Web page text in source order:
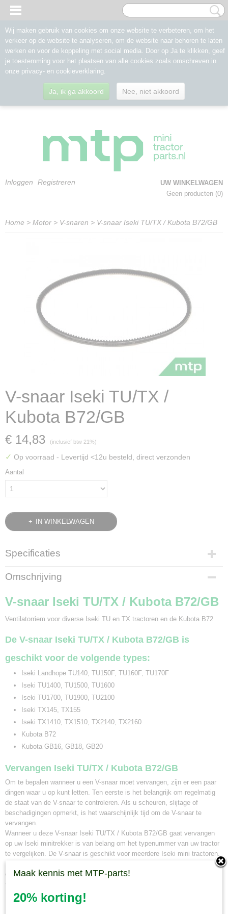
Inloggen Registreren
UW WINKELWAGEN
Geen producten (0)
Home > Motor > V-snaren > V-snaar Iseki TU/TX / Kubota B72/GB
V-snaar Iseki TU/TX /
Kubota B72/GB
€ 14,83 (inclusief btw 21%)
✓ Op voorraad - Levertijd <12u besteld, direct verzonden
Aantal
IN WINKELWAGEN
Specificaties
Bruto gewicht
0,19 Kg
Omschrijving
V-snaar Iseki TU/TX / Kubota B72/GB
Ventilatorriem voor diverse Iseki TU en TX tractoren en de Kubota B72
De V-snaar Iseki TU/TX / Kubota B72/GB is
geschikt voor de volgende types:
Iseki Landhope TU140, TU150F, TU160F, TU170F
Iseki TU1400, TU1500, TU1600
Iseki TU1700, TU1900, TU2100
Iseki TX145, TX155
Iseki TX1410, TX1510, TX2140, TX2160
Kubota B72
Kubota GB16, GB18, GB20
Vervangen Iseki TU/TX / Kubota B72/GB
Om te bepalen wanneer u een V-snaar moet vervangen, zijn er een paar
dingen waar u op kunt letten. Ten eerste is het belangrijk om regelmatig
de staat van de V-snaar te controleren. Als u scheuren, slijtage of
beschadigingen opmerkt, is het waarschijnlijk tijd om de V-snaar te
vervangen.
Wanneer u deze V-snaar Iseki TU/TX / Kubota B72/GB gaat vervangen
op uw Iseki minitrekker is van belang om het typenummer van uw tractor
te vergelijken. De V-snaar is geschikt voor meerdere Iseki mini tractoren.
Bij Minitractorparts kunnen wij u ook adviseren welke V-snaar het beste
geschikt is voor uw minitrekker. Neem hiervoor contact op met onze mini
tractor specialisten.
Minitractorparts.nl, uw leverancier voor
Wij maken gebruik van cookies om onze website te verbeteren, om het
verkeer op de website te analyseren, om de website naar behoren te laten
werken en voor de koppeling met social media. Door op Ja te klikken, geef
je toestemming voor het plaatsen van alle cookies zoals omschreven in
onze privacy- en cookieverklaring.
Ja, ik ga akkoord Nee, niet akkoord
Maak kennis met MTP-parts!
20% korting!